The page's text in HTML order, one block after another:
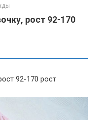
рост 92-170
92-170 рост